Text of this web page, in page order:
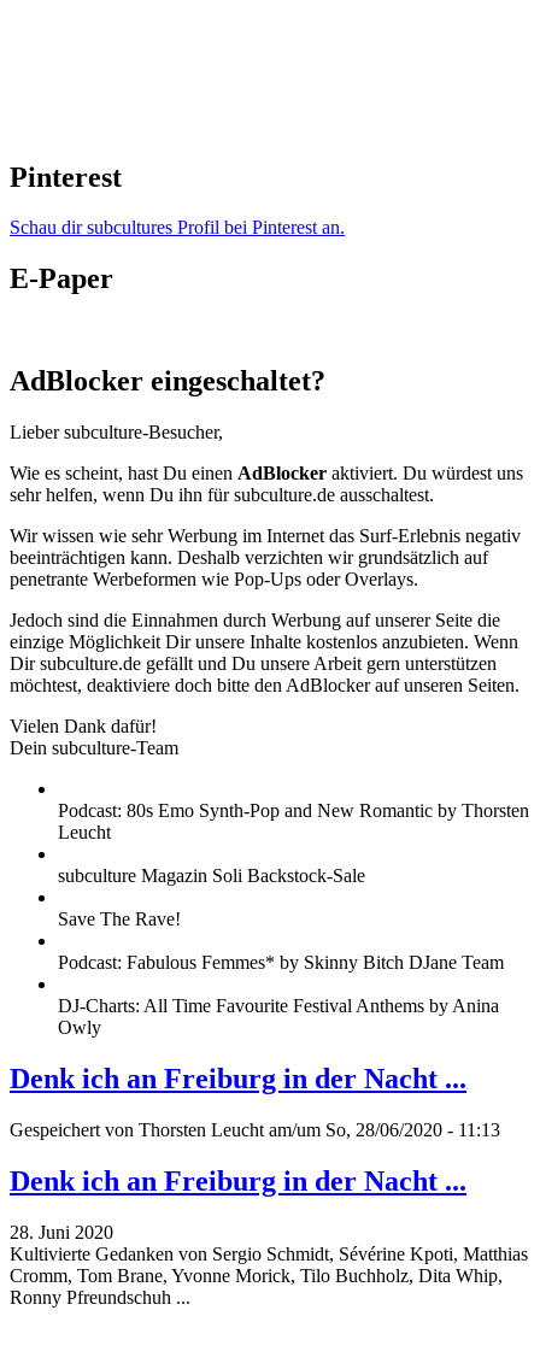
Pinterest
Schau dir subcultures Profil bei Pinterest an.
E-Paper
AdBlocker eingeschaltet?
Lieber subculture-Besucher,
Wie es scheint, hast Du einen AdBlocker aktiviert. Du würdest uns
sehr helfen, wenn Du ihn für subculture.de ausschaltest.
Wir wissen wie sehr Werbung im Internet das Surf-Erlebnis negativ
beeinträchtigen kann. Deshalb verzichten wir grundsätzlich auf
penetrante Werbeformen wie Pop-Ups oder Overlays.
Jedoch sind die Einnahmen durch Werbung auf unserer Seite die
einzige Möglichkeit Dir unsere Inhalte kostenlos anzubieten. Wenn
Dir subculture.de gefällt und Du unsere Arbeit gern unterstützen
möchtest, deaktiviere doch bitte den AdBlocker auf unseren Seiten.
Vielen Dank dafür!
Dein subculture-Team
Podcast: 80s Emo Synth-Pop and New Romantic by Thorsten
Leucht
subculture Magazin Soli Backstock-Sale
Save The Rave!
Podcast: Fabulous Femmes* by Skinny Bitch DJane Team
DJ-Charts: All Time Favourite Festival Anthems by Anina
Owly
Denk ich an Freiburg in der Nacht ...
Gespeichert von Thorsten Leucht am/um So, 28/06/2020 - 11:13
Denk ich an Freiburg in der Nacht ...
28. Juni 2020
Kultivierte Gedanken von Sergio Schmidt, Sévérine Kpoti, Matthias
Cromm, Tom Brane, Yvonne Morick, Tilo Buchholz, Dita Whip,
Ronny Pfreundschuh ...